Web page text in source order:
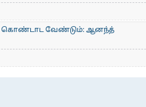
கொண்டாட வேண்டும்: ஆனந்த்